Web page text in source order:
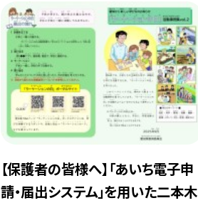
【保護者の皆様へ】「あいち電子申
請・届出システム」を用いた二本木